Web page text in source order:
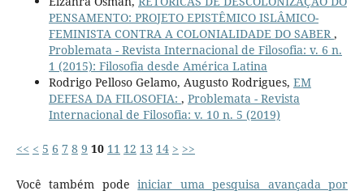
PENSAMENTO: PROJETO EPISTÊMICO ISLÂMICO-
FEMINISTA CONTRA A COLONIALIDADE DO SABER,
Problemata - Revista Internacional de Filosofia: v. 6 n.
1 (2015): Filosofia desde América Latina
Rodrigo Pelloso Gelamo, Augusto Rodrigues, EM
DEFESA DA FILOSOFIA: , Problemata - Revista
Internacional de Filosofia: v. 10 n. 5 (2019)
<< < 5 6 7 8 9 10 11 12 13 14 > >>
Você também podeiniciar uma pesquisa avançada por